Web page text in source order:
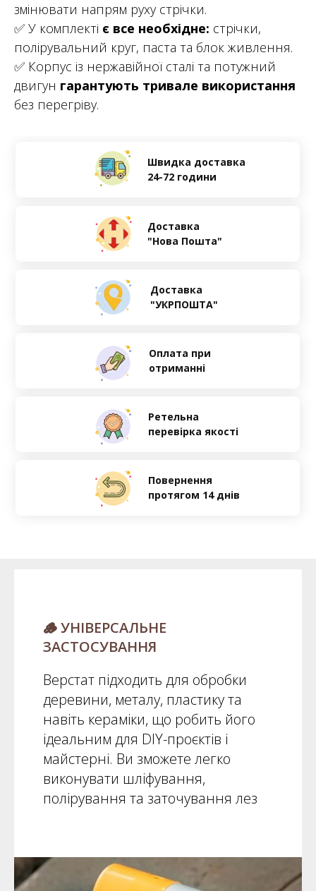
змінювати напрям руху стрічки.
✅ У комплекті є все необхідне: стрічки,
полірувальний круг, паста та блок живлення.
✅ Корпус із нержавійної сталі та потужний
двигун гарантують тривале використання
без перегріву.
Оплата при
отриманні
Ретельна
перевірка якості
Швидка доставка
24-72 години
Доставка
"Нова Пошта"
Доставка
"УКРПОШТА"
Повернення
протягом 14 днів
🪵 УНІВЕРСАЛЬНЕ
ЗАСТОСУВАННЯ
Верстат підходить для обробки
деревини, металу, пластику та
навіть кераміки, що робить його
ідеальним для DIY-проєктів і
майстерні. Ви зможете легко
виконувати шліфування,
полірування та заточування лез